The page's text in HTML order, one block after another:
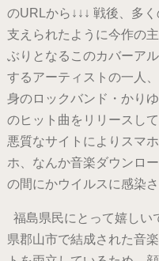
のURLから↓↓↓ 戦後、多
支えられたように今作の
ぶりとなるこのカバーア
するアーティストの一人
身のロックバンド・かり
のヒット曲をリリースし
悪質なサイトによりスマ
ホ、なんか音楽ダウンロ
の間にかウイルスに感染さ
福島県民にとって嬉しい
県郡山市で結成された音